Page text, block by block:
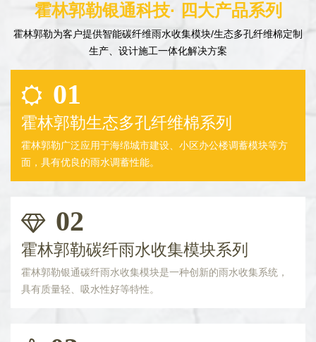
霍林郭勒银通科技· 四大产品系列
霍林郭勒为客户提供智能碳纤维雨水收集模块/生态多孔纤维棉定制
生产、设计施工一体化解决方案
01
霍林郭勒生态多孔纤维棉系列
霍林郭勒广泛应用于海绵城市建设、小区办公楼调蓄模块等方
面，具有优良的雨水调蓄性能。
02
霍林郭勒碳纤雨水收集模块系列
霍林郭勒银通碳纤雨水收集模块是一种创新的雨水收集系统，
具有质量轻、吸水性好等特性。